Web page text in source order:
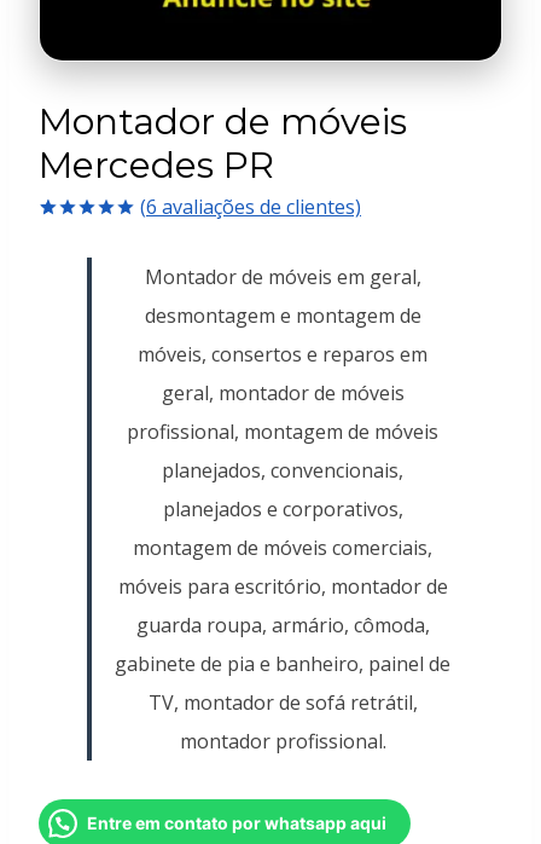
Montador de móveis
Mercedes PR
como5.00
(6 avaliações de clientes)
Montador de móveis em geral,
desmontagem e montagem de
móveis, consertos e reparos em
geral, montador de móveis
profissional, montagem de móveis
planejados, convencionais,
planejados e corporativos,
montagem de móveis comerciais,
móveis para escritório, montador de
guarda roupa, armário, cômoda,
gabinete de pia e banheiro, painel de
TV, montador de sofá retrátil,
montador profissional.
Entre em contato por whatsapp aqui